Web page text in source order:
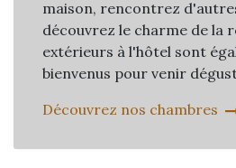
maison, rencontrez
découvrez le charme de la
extérieurs à l'hôtel sont
bienvenus pour venir
Découvrez nos chambres